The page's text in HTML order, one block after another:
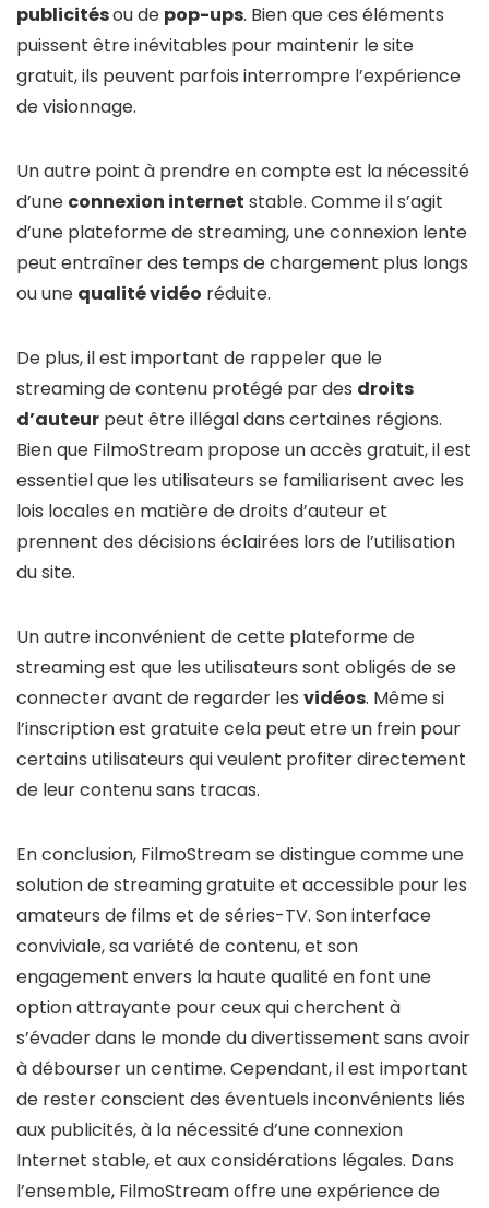
publicitésou de pop-ups. Bien que ces éléments
puissent être inévitables pour maintenir le site
gratuit, ils peuvent parfois interrompre l’expérience
de visionnage.
Un autre point à prendre en compte est la nécessité
d’une connexion internet stable. Comme il s’agit
d’une plateforme de streaming, une connexion lente
peut entraîner des temps de chargement plus longs
ou une qualité vidéo réduite.
De plus, il est important de rappeler que le
streaming de contenu protégé par des droits
d’auteur peut être illégal dans certaines régions.
Bien que FilmoStream propose un accès gratuit, il est
essentiel que les utilisateurs se familiarisent avec les
lois locales en matière de droits d’auteur et
prennent des décisions éclairées lors de l’utilisation
du site.
Un autre inconvénient de cette plateforme de
streaming est que les utilisateurs sont obligés de se
connecter avant de regarder les vidéos. Même si
l’inscription est gratuite cela peut etre un frein pour
certains utilisateurs qui veulent profiter directement
de leur contenu sans tracas.
En conclusion, FilmoStream se distingue comme une
solution de streaming gratuite et accessible pour les
amateurs de films et de séries-TV. Son interface
conviviale, sa variété de contenu, et son
engagement envers la haute qualité en font une
option attrayante pour ceux qui cherchent à
s’évader dans le monde du divertissement sans avoir
à débourser un centime. Cependant, il est important
de rester conscient des éventuels inconvénients liés
aux publicités, à la nécessité d’une connexion
Internet stable, et aux considérations légales. Dans
l’ensemble, FilmoStream offre une expérience de